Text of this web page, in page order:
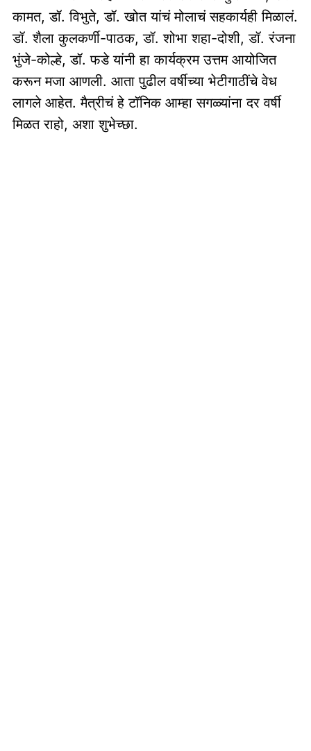
कामत, डॉ. विभुते, डॉ. खोत यांचं मोलाचं सहकार्यही मिळालं.
डॉ. शैला कुलकर्णी-पाठक, डॉ. शोभा शहा-दोशी, डॉ. रंजना
भुंजे-कोल्हे, डॉ. फडे यांनी हा कार्यक्रम उत्तम आयोजित
करून मजा आणली. आता पुढील वर्षीच्या भेटीगाठींचे वेध
लागले आहेत. मैत्रीचं हे टॉनिक आम्हा सगळ्यांना दर वर्षी
मिळत राहो, अशा शुभेच्छा.